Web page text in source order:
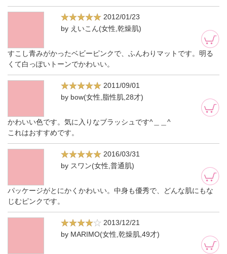
2012/01/23
by えいこん(女性,乾燥肌)
すこし青みがかったベビーピンクで、ふんわりマットです。明る
くて白っぽいトーンでかわいい。
2011/09/01
by bow(女性,脂性肌,28才)
かわいい色です。気に入りなブラッシュです^＿＿^
これはおすすめです。
2016/03/31
by スワン(女性,普通肌)
パッケージがとにかくかわいい。中身も優秀で、どんな肌にもな
じむピンクです。
2013/12/21
by MARIMO(女性,乾燥肌,49才)